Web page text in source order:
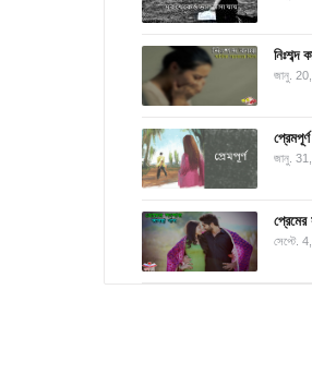
নিঃশব্দ
জানু.
প্রেমপূর্ণ
জানু.
প্রেমের
সেপ্টে.